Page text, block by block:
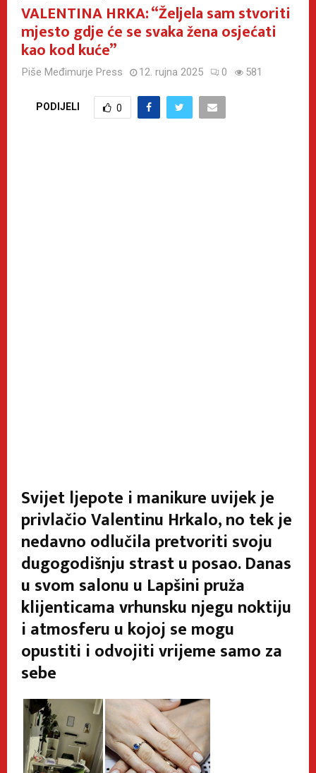
VALENTINA HRKA: “Željela sam stvoriti
mjesto gdje će se svaka žena osjećati
kao kod kuće”
Piše Međimurje Press 12. rujna 2025 0 581
PODIJELI 0
Svijet ljepote i manikure uvijek je
privlačio Valentinu Hrkalo, no tek je
nedavno odlučila pretvoriti svoju
dugogodišnju strast u posao. Danas
u svom salonu u Lapšini pruža
klijenticama vrhunsku njegu noktiju
i atmosferu u kojoj se mogu
opustiti i odvojiti vrijeme samo za
sebe